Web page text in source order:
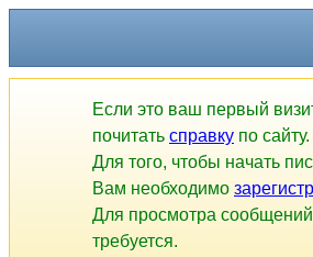
Если это ваш первый
почитать справку по сайту.
Для того, чтобы начать
Вам необходимо
Для просмотра
требуется.